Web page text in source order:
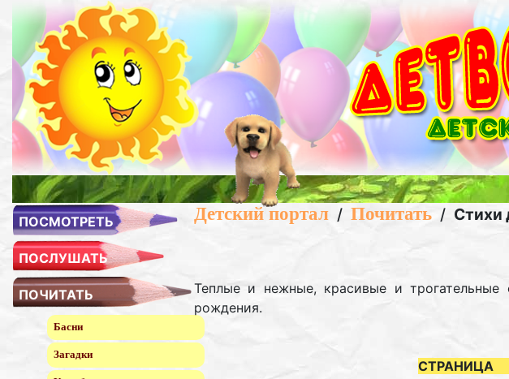
ПОСМОТРЕТЬ
ПОСЛУШАТЬ
ПОЧИТАТЬ
Басни
Загадки
Детский портал / Почитать / Стихи
Теплые и нежные, красивые и
рождения.